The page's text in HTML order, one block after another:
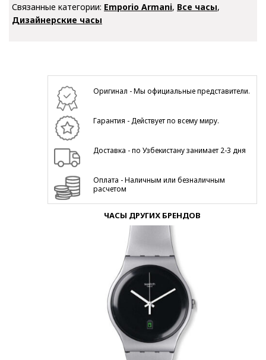
Связанные категории: Emporio Armani, Все часы,
Дизайнерские часы
Оригинал - Мы официальные представители.
Гарантия - Действует по всему миру.
Доставка - по Узбекистану занимает 2-3 дня
Оплата - Наличным или безналичным
расчетом
ЧАСЫ ДРУГИХ БРЕНДОВ